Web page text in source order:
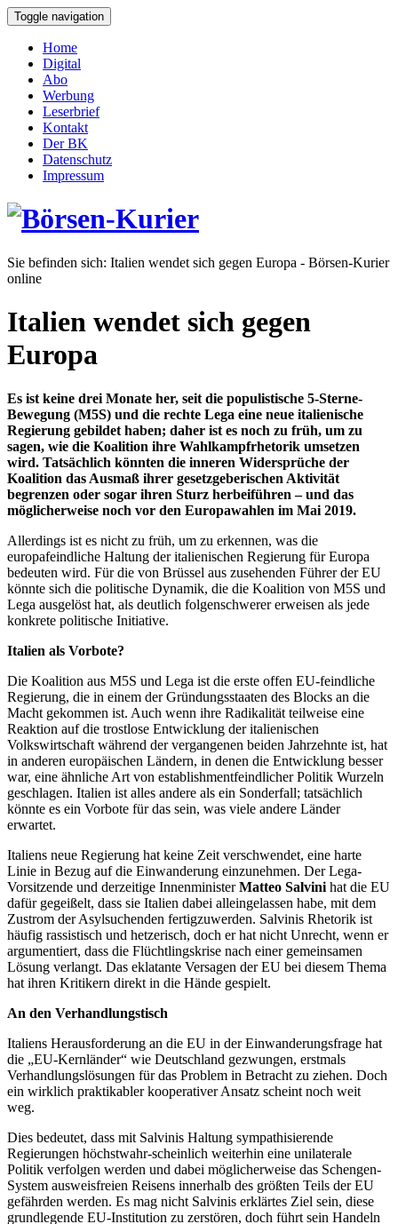
Toggle navigation
Home
Digital
Abo
Werbung
Leserbrief
Kontakt
Der BK
Datenschutz
Impressum
Sie befinden sich: Italien wendet sich gegen Europa - Börsen-Kurier
online
Italien wendet sich gegen
Europa
Es ist keine drei Monate her, seit die populistische 5-Sterne-
Bewegung (M5S) und die rechte Lega eine neue italienische
Regierung gebildet haben; daher ist es noch zu früh, um zu
sagen, wie die Koalition ihre Wahlkampfrhetorik umsetzen
wird. Tatsächlich könnten die inneren Widersprüche der
Koalition das Ausmaß ihrer gesetzgeberischen Aktivität
begrenzen oder sogar ihren Sturz herbeiführen – und das
möglicherweise noch vor den Europawahlen im Mai 2019.
Allerdings ist es nicht zu früh, um zu erkennen, was die
europafeindliche Haltung der italienischen Regierung für Europa
bedeuten wird. Für die von Brüssel aus zusehenden Führer der EU
könnte sich die politische Dynamik, die die Koalition von M5S und
Lega ausgelöst hat, als deutlich folgenschwerer erweisen als jede
konkrete politische Initiative.
Italien als Vorbote?
Die Koalition aus M5S und Lega ist die erste offen EU-feindliche
Regierung, die in einem der Gründungsstaaten des Blocks an die
Macht gekommen ist. Auch wenn ihre Radikalität teilweise eine
Reaktion auf die trostlose Entwicklung der italienischen
Volkswirtschaft während der vergangenen beiden Jahrzehnte ist, hat
in anderen europäischen Ländern, in denen die Entwicklung besser
war, eine ähnliche Art von establishmentfeindlicher Politik Wurzeln
geschlagen. Italien ist alles andere als ein Sonderfall; tatsächlich
könnte es ein Vorbote für das sein, was viele andere Länder
erwartet.
Italiens neue Regierung hat keine Zeit verschwendet, eine harte
Linie in Bezug auf die Einwanderung einzunehmen. Der Lega-
Vorsitzende und derzeitige InnenministerMatteo Salvini hat die EU
dafür gegeißelt, dass sie Italien dabei alleingelassen habe, mit dem
Zustrom der Asylsuchenden fertigzuwerden. Salvinis Rhetorik ist
häufig rassistisch und hetzerisch, doch er hat nicht Unrecht, wenn er
argumentiert, dass die Flüchtlingskrise nach einer gemeinsamen
Lösung verlangt. Das eklatante Versagen der EU bei diesem Thema
hat ihren Kritikern direkt in die Hände gespielt.
An den Verhandlungstisch
Italiens Herausforderung an die EU in der Einwanderungsfrage hat
die „EU-Kernländer“ wie Deutschland gezwungen, erstmals
Verhandlungslösungen für das Problem in Betracht zu ziehen. Doch
ein wirklich praktikabler kooperativer Ansatz scheint noch weit
weg.
Dies bedeutet, dass mit Salvinis Haltung sympathisierende
Regierungen höchstwahr-scheinlich weiterhin eine unilaterale
Politik verfolgen werden und dabei möglicherweise das Schengen-
System ausweisfreien Reisens innerhalb des größten Teils der EU
gefährden werden. Es mag nicht Salvinis erklärtes Ziel sein, diese
grundlegende EU-Institution zu zerstören, doch führt sein Handeln